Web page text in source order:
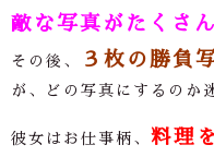
敵な写真がたくさ
その後、 ３枚の勝負
が、どの写真にするのか
彼女はお仕事柄、 料理